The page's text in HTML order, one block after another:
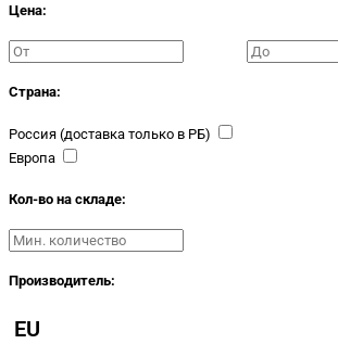
Цена:
Страна:
Россия (доставка только в РБ)
Европа
Кол-во на складе:
Производитель:
EU